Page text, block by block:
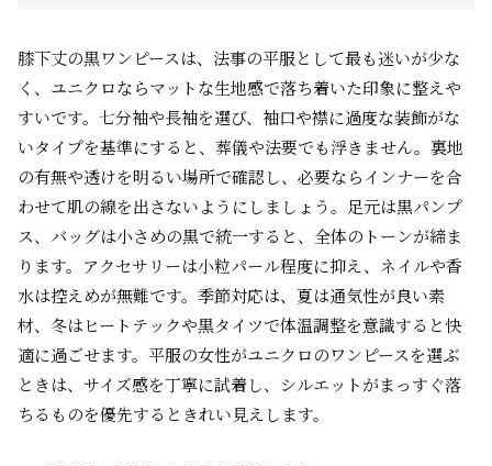
膝下丈の黒ワンピースは、法事の平服として最も迷いが少な
く、ユニクロならマットな生地感で落ち着いた印象に整えや
すいです。七分袖や長袖を選び、袖口や襟に過度な装飾がな
いタイプを基準にすると、葬儀や法要でも浮きません。裏地
の有無や透けを明るい場所で確認し、必要ならインナーを合
わせて肌の線を出さないようにしましょう。足元は黒パンプ
ス、バッグは小さめの黒で統一すると、全体のトーンが締ま
ります。アクセサリーは小粒パール程度に抑え、ネイルや香
水は控えめが無難です。季節対応は、夏は通気性が良い素
材、冬はヒートテックや黒タイツで体温調整を意識すると快
適に過ごせます。平服の女性がユニクロのワンピースを選ぶ
ときは、サイズ感を丁寧に試着し、シルエットがまっすぐ落
ちるものを優先するときれい見えします。